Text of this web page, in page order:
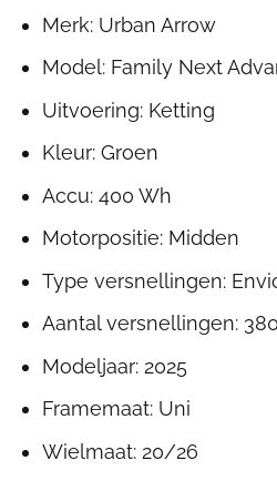
Merk: Urban Arrow
Model: Family Next
Uitvoering: Ketting
Kleur: Groen
Accu: 400 Wh
Motorpositie: Midden
Type versnellingen:
Aantal versnellingen: 380
Modeljaar: 2025
Framemaat: Uni
Wielmaat: 20/26